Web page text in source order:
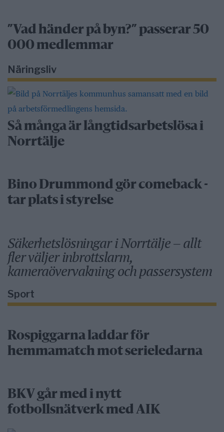
”Vad händer på byn?” passerar 50
000 medlemmar
Näringsliv
Så många är långtidsarbetslösa i
Norrtälje
Bino Drummond gör comeback -
tar plats i styrelse
Säkerhetslösningar i Norrtälje – allt
fler väljer inbrottslarm,
kameraövervakning och passersystem
Sport
Rospiggarna laddar för
hemmamatch mot serieledarna
BKV går med i nytt
fotbollsnätverk med AIK